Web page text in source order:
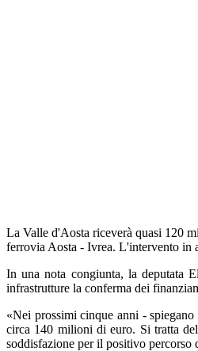
La Valle d'Aosta riceverà quasi 120
ferrovia Aosta - Ivrea. L'intervento in
In una nota congiunta, la deputata
infrastrutture la conferma dei
«Nei prossimi cinque anni -
circa 140 milioni di euro. Si tratta
soddisfazione per il positivo